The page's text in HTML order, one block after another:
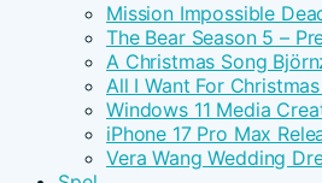
Mission Impossible
The Bear Season 5 –
A Christmas Song
All I Want For
Windows 11 Media
iPhone 17 Pro Max
Vera Wang Wedding